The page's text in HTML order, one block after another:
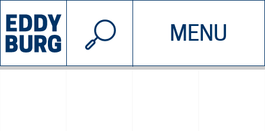
MENU
INIZIATIVE CHI SIAMO
© 2026 EDDYBURG